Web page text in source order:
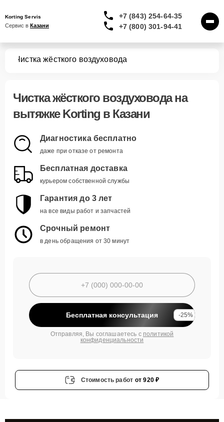
Korting Servis
Сервис в Казани
+7 (843) 254-64-35
+7 (800) 301-94-41
Чистка жёсткого воздуховода
Чистка жёсткого воздуховодана
вытяжке Korting в Казани
Диагностика бесплатно
даже при отказе от ремонта
Бесплатная доставка
курьером собственной службы
Гарантия до 3 лет
на все виды работ и запчастей
Срочный ремонт
в день обращения от 30 минут
Бесплатная консультация -25%
Отправляя, Вы соглашаетесь с политикой
конфиденциальности
Стоимость работ от 920 ₽